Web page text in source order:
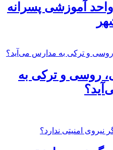
واحد آموزشی پسرانه
روسی و ترکی به